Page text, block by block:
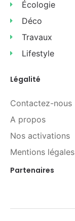
Écologie
Déco
Travaux
Lifestyle
Légalité
Contactez-nous
A propos
Nos activations
Mentions légales
Partenaires